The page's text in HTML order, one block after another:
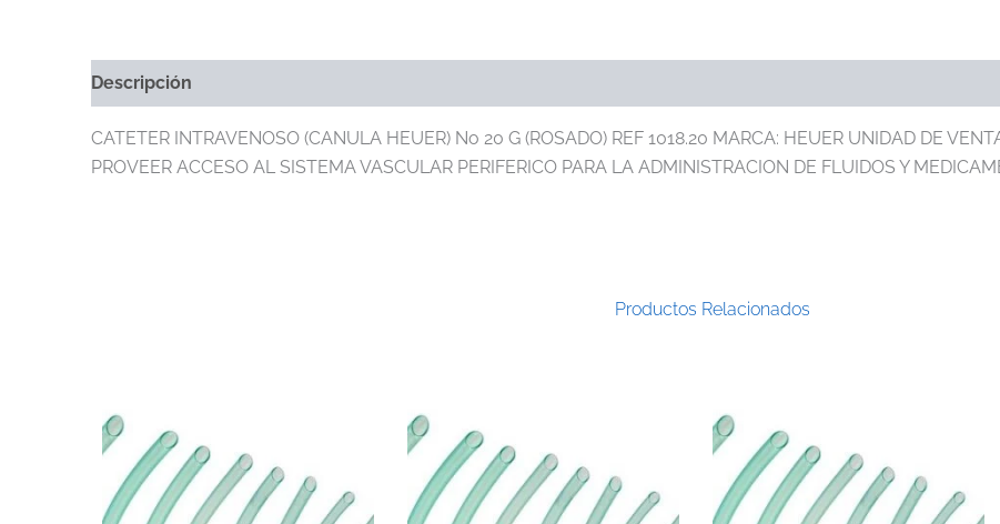
Descripción
CATETER INTRAVENOSO (CANULA HEUER) No 20 G (ROSADO) REF 1018.20 MARCA: HEUER UNIDAD DE
PROVEER ACCESO AL SISTEMA VASCULAR PERIFERICO PARA LA ADMINISTRACION DE FLUIDOS Y
Productos Relacionados